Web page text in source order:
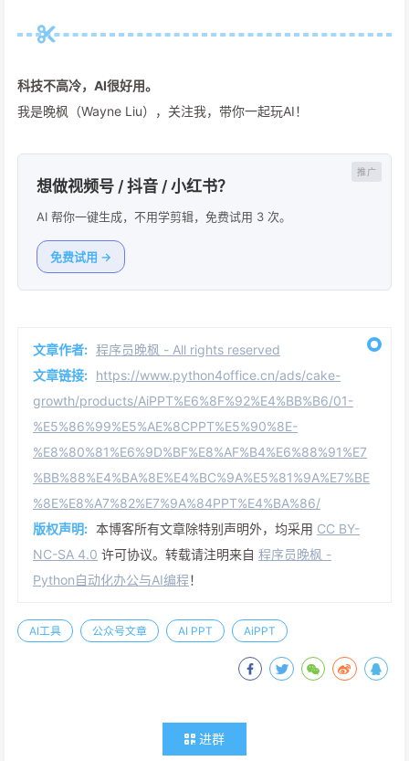
科技不高冷，AI很好用。
我是晚枫（Wayne Liu），关注我，带你一起玩AI！
想做视频号 / 抖音 / 小红书？
AI 帮你一键生成，不用学剪辑，免费试用 3 次。
免费试用 →
文章作者: 程序员晚枫 - All rights reserved
文章链接: https://www.python4office.cn/ads/cake-
growth/products/AiPPT%E6%8F%92%E4%BB%B6/01-
%E5%86%99%E5%AE%8CPPT%E5%90%8E-
%E8%80%81%E6%9D%BF%E8%AF%B4%E6%88%91%E7
%BB%88%E4%BA%8E%E4%BC%9A%E5%81%9A%E7%BE
%8E%E8%A7%82%E7%9A%84PPT%E4%BA%86/
版权声明: 本博客所有文章除特别声明外，均采用 CC BY-
NC-SA 4.0 许可协议。转载请注明来自 程序员晚枫 -
Python自动化办公与AI编程！
AI工具 公众号文章 AI PPT AiPPT
进群